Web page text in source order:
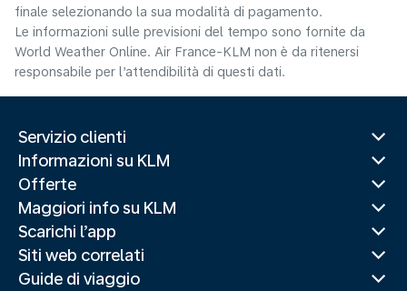
finale selezionando la sua modalità di pagamento.
Le informazioni sulle previsioni del tempo sono fornite da
World Weather Online. Air France-KLM non è da ritenersi
responsabile per l’attendibilità di questi dati.
Servizio clienti
Informazioni su KLM
Offerte
Maggiori info su KLM
Scarichi l’app
Siti web correlati
Guide di viaggio